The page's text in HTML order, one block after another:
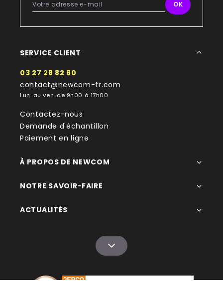
SERVICE CLIENT
03 27 28 82 80
contact@newcom-fr.com
Lun. au ven. de 9h00 à 17h00
Contactez-nous
Demande d'échantillon
Paiement en ligne
À PROPOS DE NEWCOM
NOTRE SAVOIR-FAIRE
ACTUALITÉS